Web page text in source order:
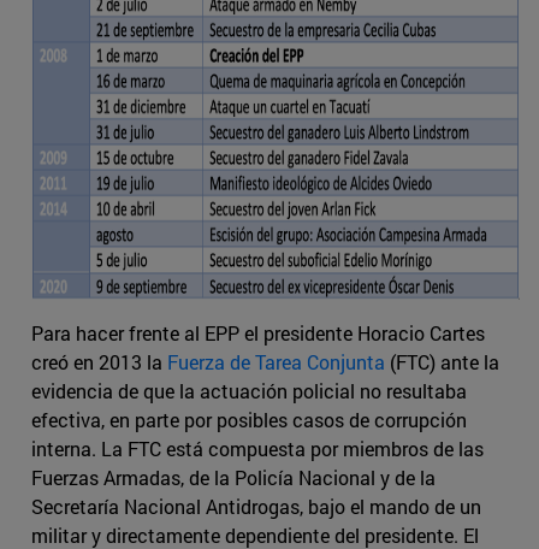
Para hacer frente al EPP el presidente Horacio Cartes
creó en 2013 la Fuerza de Tarea Conjunta (FTC) ante la
evidencia de que la actuación policial no resultaba
efectiva, en parte por posibles casos de corrupción
interna. La FTC está compuesta por miembros de las
Fuerzas Armadas, de la Policía Nacional y de la
Secretaría Nacional Antidrogas, bajo el mando de un
militar y directamente dependiente del presidente. El